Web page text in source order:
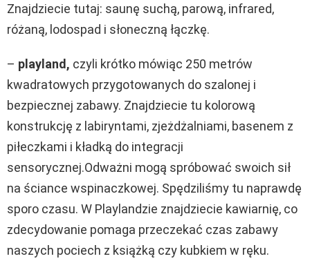
Znajdziecie tutaj: saunę suchą, parową, infrared,
różaną, lodospad i słoneczną łączkę.
– playland, czyli krótko mówiąc 250 metrów
kwadratowych przygotowanych do szalonej i
bezpiecznej zabawy. Znajdziecie tu kolorową
konstrukcję z labiryntami, zjeżdżalniami, basenem z
piłeczkami i kładką do integracji
sensorycznej.Odważni mogą spróbować swoich sił
na ściance wspinaczkowej. Spędziliśmy tu naprawdę
sporo czasu. W Playlandzie znajdziecie kawiarnię, co
zdecydowanie pomaga przeczekać czas zabawy
naszych pociech z książką czy kubkiem w ręku.